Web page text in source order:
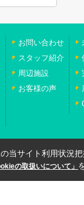
お問い合わせ
スタッフ紹介
周辺施設
お客様の声
当サイト利用状況
の取扱いについて」